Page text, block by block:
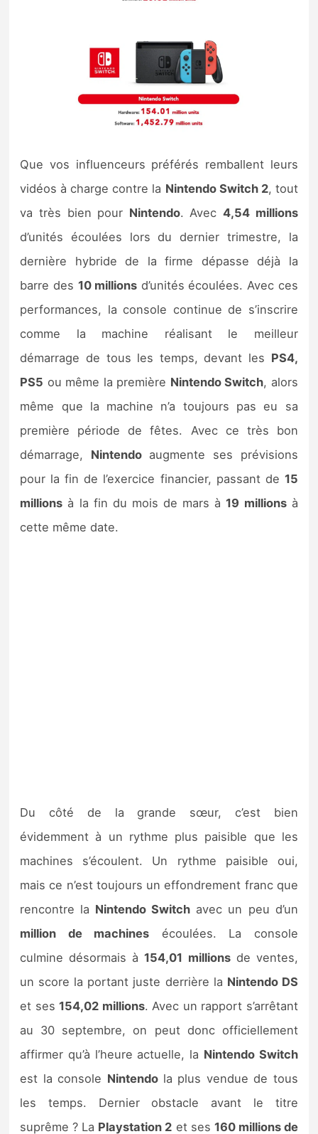
Que vos influenceurs préférés remballent leurs
vidéos à charge contre la Nintendo Switch 2, tout
va très bien pour Nintendo. Avec4,54 millions
d’unités écoulées lors du dernier trimestre, la
dernière hybride de la firme dépasse déjà la
barre des 10 millions d’unités écoulées. Avec ces
performances, la console continue de s’inscrire
comme la machine réalisant le meilleur
démarrage de tous les temps, devant les PS4,
PS5 ou même la première Nintendo Switch, alors
même que la machine n’a toujours pas eu sa
première période de fêtes. Avec ce très bon
démarrage, Nintendoaugmente ses prévisions
pour la fin de l’exercice financier, passant de 15
millions à la fin du mois de mars à19 millionsà
cette même date.
Du côté de la grande sœur, c’est bien
évidemment à un rythme plus paisible que les
machines s’écoulent. Un rythme paisible oui,
mais ce n’est toujours un effondrement franc que
rencontre la Nintendo Switchavec un peu d’un
million de machines écoulées. La console
culmine désormais à154,01 millionsde ventes,
un score la portant juste derrière la Nintendo DS
et ses154,02 millions. Avec un rapport s’arrêtant
au 30 septembre, on peut donc officiellement
affirmer qu’à l’heure actuelle, la Nintendo Switch
est la console Nintendola plus vendue de tous
les temps. Dernier obstacle avant le titre
suprême ? La Playstation 2 et ses 160 millions de